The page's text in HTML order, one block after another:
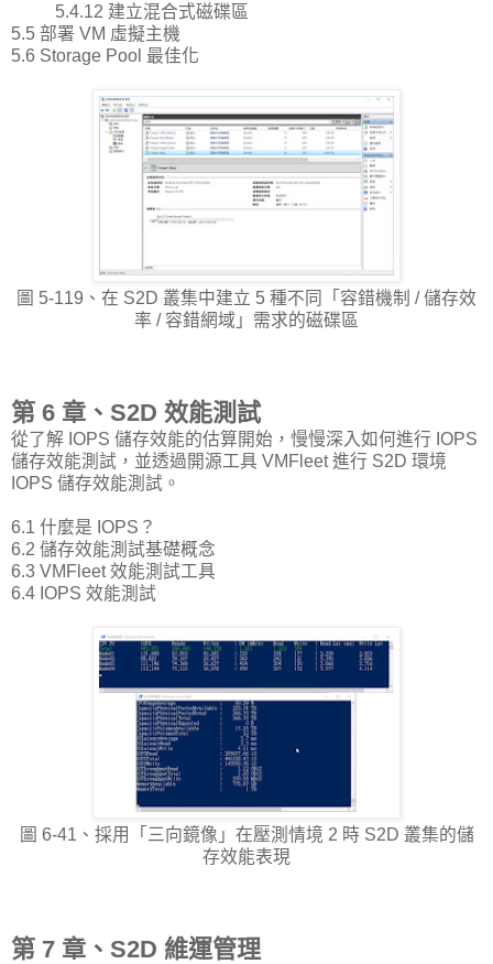
5.4.12 建立混合式磁碟區
5.5 部署 VM 虛擬主機
5.6 Storage Pool 最佳化
圖 5-119、在 S2D 叢集中建立 5 種不同「容錯機制 / 儲存效
率 / 容錯網域」需求的磁碟區
第 6 章、S2D 效能測試
從了解 IOPS 儲存效能的估算開始，慢慢深入如何進行 IOPS
儲存效能測試，並透過開源工具 VMFleet 進行 S2D 環境
IOPS 儲存效能測試。
6.1 什麼是 IOPS？
6.2 儲存效能測試基礎概念
6.3 VMFleet 效能測試工具
6.4 IOPS 效能測試
圖 6-41、採用「三向鏡像」在壓測情境 2 時 S2D 叢集的儲
存效能表現
第 7 章、S2D 維運管理